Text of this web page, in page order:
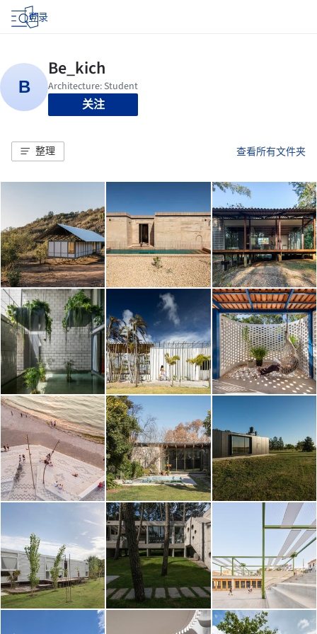
登录
关注
整理 查看所有文件夹